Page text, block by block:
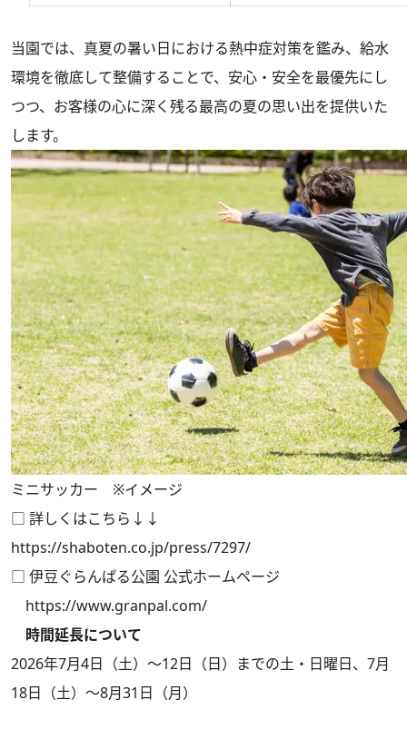
当園では、真夏の暑い日における熱中症対策を鑑み、給水
環境を徹底して整備することで、安心・安全を最優先にし
つつ、お客様の心に深く残る最高の夏の思い出を提供いた
します。
ミニサッカー ※イメージ
□ 詳しくはこちら↓↓
https://shaboten.co.jp/press/7297/
□ 伊豆ぐらんぱる公園 公式ホームページ
https://www.granpal.com/
時間延長について
2026年7月4日（土）～12日（日）までの土・日曜日、7月
18日（土）～8月31日（月）